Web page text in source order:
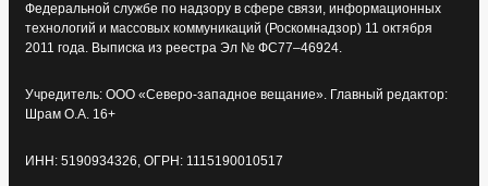
Федеральной службе по надзору в сфере связи, информационных
технологий и массовых коммуникаций (Роскомнадзор) 11 октября
2011 года. Выписка из реестра Эл № ФС77–46924.
Учредитель: ООО «Северо-западное вещание». Главный редактор:
Шрам О.А. 16+
ИНН: 5190934326, ОГРН: 1115190010517